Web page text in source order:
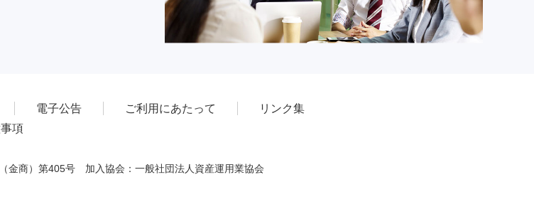
電子公告 ご利用にあたって
リンク集
項
金商）第405号 加入協会：一般社団法人資産運用業協会